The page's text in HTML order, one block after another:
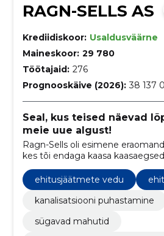
RAGN-SELLS AS
Krediidiskoor: Usaldusväärne
Maineskoor: 29 780
Töötajaid: 276
Prognooskäive (2026): 38 137
Seal, kus teised näevad
meie uue algust!
Ragn-Sells oli esimene
kes tõi endaga kaasa
võttis esmakordselt kasutusel
konteinerid.
ehitusjäätmete vedu
kanalisatsiooni puhastamine
sügavad mahutid